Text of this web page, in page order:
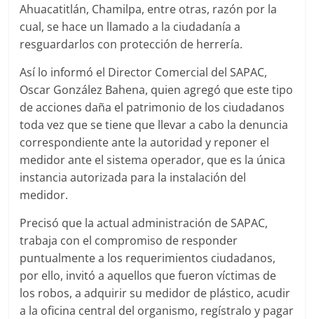
Ahuacatitlán, Chamilpa, entre otras, razón por la
cual, se hace un llamado a la ciudadanía a
resguardarlos con protección de herrería.
Así lo informó el Director Comercial del SAPAC,
Oscar González Bahena, quien agregó que este tipo
de acciones daña el patrimonio de los ciudadanos
toda vez que se tiene que llevar a cabo la denuncia
correspondiente ante la autoridad y reponer el
medidor ante el sistema operador, que es la única
instancia autorizada para la instalación del
medidor.
Precisó que la actual administración de SAPAC,
trabaja con el compromiso de responder
puntualmente a los requerimientos ciudadanos,
por ello, invitó a aquellos que fueron víctimas de
los robos, a adquirir su medidor de plástico, acudir
a la oficina central del organismo, regístralo y pagar